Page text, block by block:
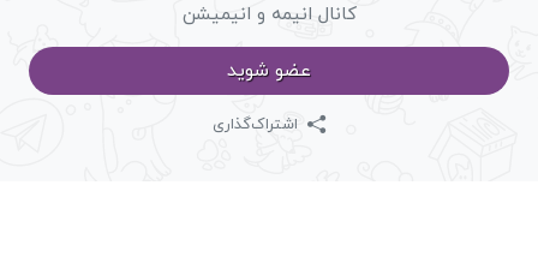
کانال انیمه و انیمیشن
عضو شوید
اشتراک‌گذاری